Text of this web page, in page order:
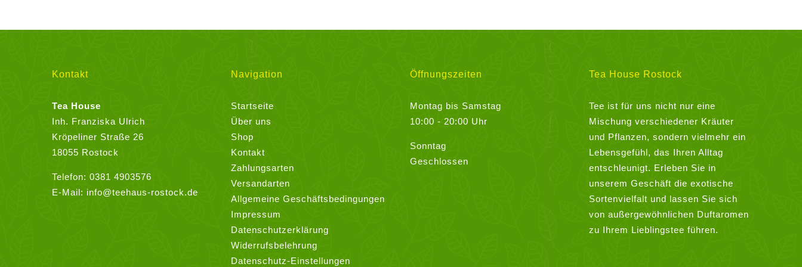
auf
der
Produktseite
werden
Kontakt
Tea House
Inh. Franziska Ulrich
Kröpeliner Straße 26
18055 Rostock
Telefon: 0381 4903576
E-Mail: info@teehaus-rostock.de
Navigation
Startseite
Über uns
Shop
Kontakt
Zahlungsarten
Versandarten
Allgemeine Geschäftsbedingungen
Impressum
Datenschutzerklärung
Widerrufsbelehrung
Datenschutz-Einstellungen
Öffnungszeiten
Montag bis Samstag
10:00 - 20:00 Uhr
Sonntag
Geschlossen
Tea House Rostock
Tee ist für uns nicht nur eine
Mischung verschiedener Kräuter
und Pflanzen, sondern vielmehr ein
Lebensgefühl, das Ihren Alltag
entschleunigt. Erleben Sie in
unserem Geschäft die exotische
Sortenvielfalt und lassen Sie sich
von außergewöhnlichen Duftaromen
zu Ihrem Lieblingstee führen.